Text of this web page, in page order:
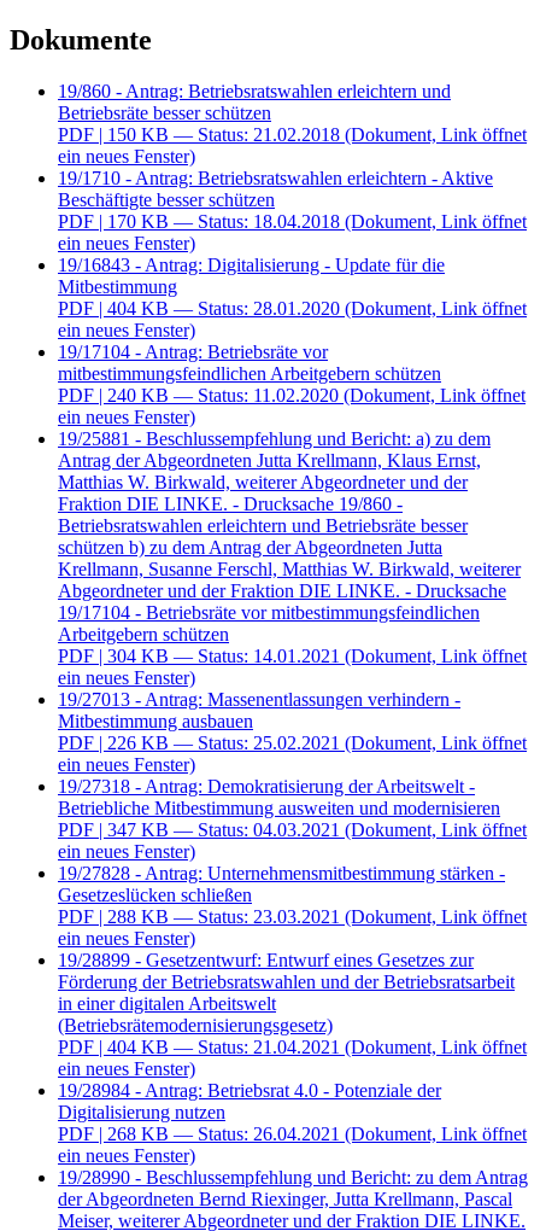
Dokumente
19/860 - Antrag: Betriebsratswahlen erleichtern und
Betriebsräte besser schützen
PDF | 150 KB — Status: 21.02.2018 (Dokument, Link öffnet
ein neues Fenster)
19/1710 - Antrag: Betriebsratswahlen erleichtern - Aktive
Beschäftigte besser schützen
PDF | 170 KB — Status: 18.04.2018 (Dokument, Link öffnet
ein neues Fenster)
19/16843 - Antrag: Digitalisierung - Update für die
Mitbestimmung
PDF | 404 KB — Status: 28.01.2020 (Dokument, Link öffnet
ein neues Fenster)
19/17104 - Antrag: Betriebsräte vor
mitbestimmungsfeindlichen Arbeitgebern schützen
PDF | 240 KB — Status: 11.02.2020 (Dokument, Link öffnet
ein neues Fenster)
19/25881 - Beschlussempfehlung und Bericht: a) zu dem
Antrag der Abgeordneten Jutta Krellmann, Klaus Ernst,
Matthias W. Birkwald, weiterer Abgeordneter und der
Fraktion DIE LINKE. - Drucksache 19/860 -
Betriebsratswahlen erleichtern und Betriebsräte besser
schützen b) zu dem Antrag der Abgeordneten Jutta
Krellmann, Susanne Ferschl, Matthias W. Birkwald, weiterer
Abgeordneter und der Fraktion DIE LINKE. - Drucksache
19/17104 - Betriebsräte vor mitbestimmungsfeindlichen
Arbeitgebern schützen
PDF | 304 KB — Status: 14.01.2021 (Dokument, Link öffnet
ein neues Fenster)
19/27013 - Antrag: Massenentlassungen verhindern -
Mitbestimmung ausbauen
PDF | 226 KB — Status: 25.02.2021 (Dokument, Link öffnet
ein neues Fenster)
19/27318 - Antrag: Demokratisierung der Arbeitswelt -
Betriebliche Mitbestimmung ausweiten und modernisieren
PDF | 347 KB — Status: 04.03.2021 (Dokument, Link öffnet
ein neues Fenster)
19/27828 - Antrag: Unternehmensmitbestimmung stärken -
Gesetzeslücken schließen
PDF | 288 KB — Status: 23.03.2021 (Dokument, Link öffnet
ein neues Fenster)
19/28899 - Gesetzentwurf: Entwurf eines Gesetzes zur
Förderung der Betriebsratswahlen und der Betriebsratsarbeit
in einer digitalen Arbeitswelt
(Betriebsrätemodernisierungsgesetz)
PDF | 404 KB — Status: 21.04.2021 (Dokument, Link öffnet
ein neues Fenster)
19/28984 - Antrag: Betriebsrat 4.0 - Potenziale der
Digitalisierung nutzen
PDF | 268 KB — Status: 26.04.2021 (Dokument, Link öffnet
ein neues Fenster)
19/28990 - Beschlussempfehlung und Bericht: zu dem Antrag
der Abgeordneten Bernd Riexinger, Jutta Krellmann, Pascal
Meiser, weiterer Abgeordneter und der Fraktion DIE LINKE.